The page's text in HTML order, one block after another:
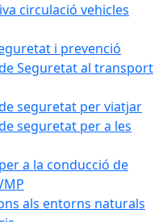
circulació vehicles
i prevenció
Seguretat al transport
seguretat per viatjar
seguretat per a les
a la conducció de
als entorns naturals